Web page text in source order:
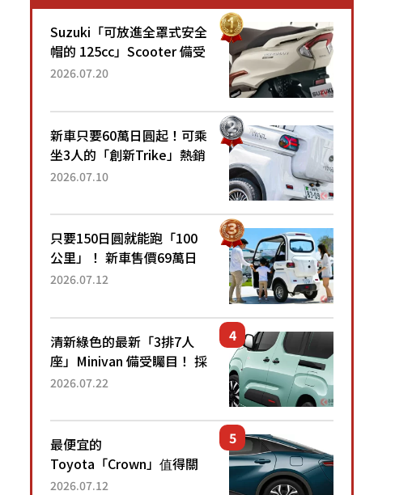
Suzuki「可放進全罩式安全
帽的 125cc」Scooter 備受
矚目！採用全新流線設計與
已陸續開始出口的新款
「B...
2026.07.20
新車只要60萬日圓起！可乘
坐3人的「創新Trike」熱銷
大賣成為人氣車款！「養車
日圓就能跑100公里」「小
朋友坐得...
2026.07.10
只要150日圓就能跑「100
公里」！ 新車售價69萬日
圓的「3人座」Trike大受歡
為何能迅速熱賣？
2026.07.12
清新綠色的最新「3排7人
座」Minivan 備受矚目！ 採
用全長4.7公尺剛剛好的車
還推出467萬元日圓起的5
人座版...
2026.07.22
最便宜的
Toyota「Crown」值得關
注！ 搭載4WD、每公升
2026.07.12